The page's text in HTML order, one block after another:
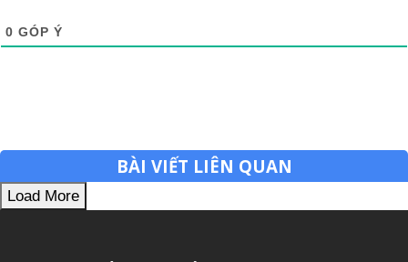
0 GÓP Ý
BÀI VIẾT LIÊN QUAN
Load More